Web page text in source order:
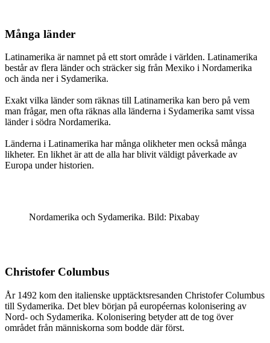
Många länder
Latinamerika är namnet på ett stort område i världen. Latinamerika
består av flera länder och sträcker sig från Mexiko i Nordamerika
och ända ner i Sydamerika.
Exakt vilka länder som räknas till Latinamerika kan bero på vem
man frågar, men ofta räknas alla länderna i Sydamerika samt vissa
länder i södra Nordamerika.
Länderna i Latinamerika har många olikheter men också många
likheter. En likhet är att de alla har blivit väldigt påverkade av
Europa under historien.
Nordamerika och Sydamerika. Bild: Pixabay
Christofer Columbus
År 1492 kom den italienske upptäcktsresanden Christofer Columbus
till Sydamerika. Det blev början på européernas kolonisering av
Nord- och Sydamerika. Kolonisering betyder att de tog över
området från människorna som bodde där först.